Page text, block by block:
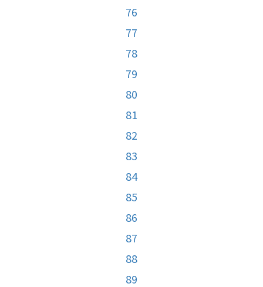
76
77
78
79
80
81
82
83
84
85
86
87
88
89